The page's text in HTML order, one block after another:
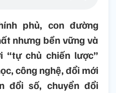
phủ, con đường
nhưng bền vững và
chủ chiến lược”
công nghệ, đổi mới
đổi số, chuyển đổi